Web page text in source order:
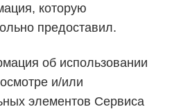
которую
предоставил.
об использовании
и/или
элементов Сервиса